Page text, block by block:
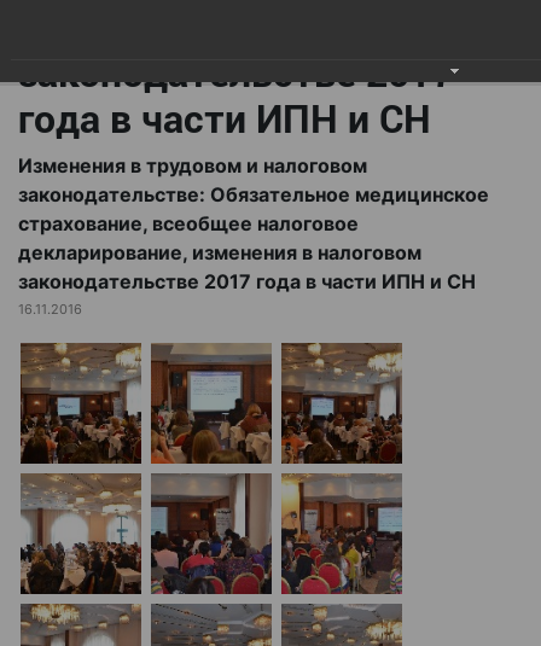
законодательстве 2017
года в части ИПН и СН
Изменения в трудовом и налоговом
законодательстве: Обязательное медицинское
страхование, всеобщее налоговое
декларирование, изменения в налоговом
законодательстве 2017 года в части ИПН и СН
16.11.2016